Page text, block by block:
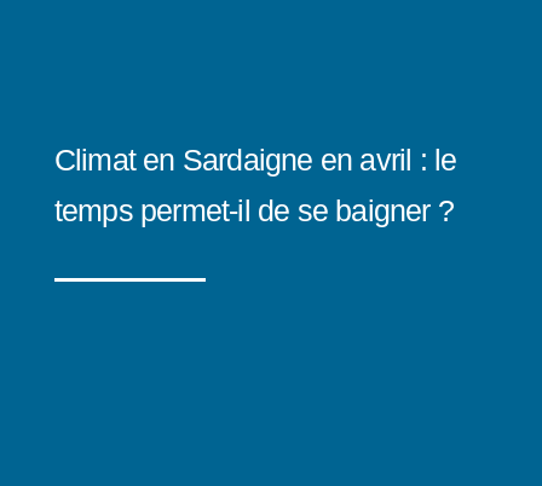
Climat en Sardaigne en avril : le
temps permet-il de se baigner ?